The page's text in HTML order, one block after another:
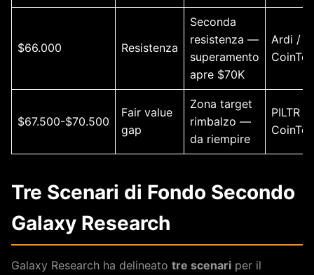
$66.000 Resistenza
Seconda
resistenza —
superamento
apre $70K
Ardi /
$67.500-$70.500
Fair value
gap
Zona target
rimbalzo —
da riempire
PILTR /
Tre Scenari di Fondo Secondo
Galaxy Research
Galaxy Research ha delineato tre scenari per il